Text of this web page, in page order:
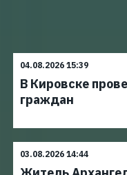
04.08.2026 15:39
В Кировске
граждан
03.08.2026 14:44